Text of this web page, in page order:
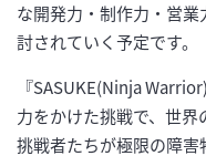
な開発力・制作力・営
討されていく予定です。
『SASUKE(Ninja
力をかけた挑戦で、世界
挑戦者たちが極限の障